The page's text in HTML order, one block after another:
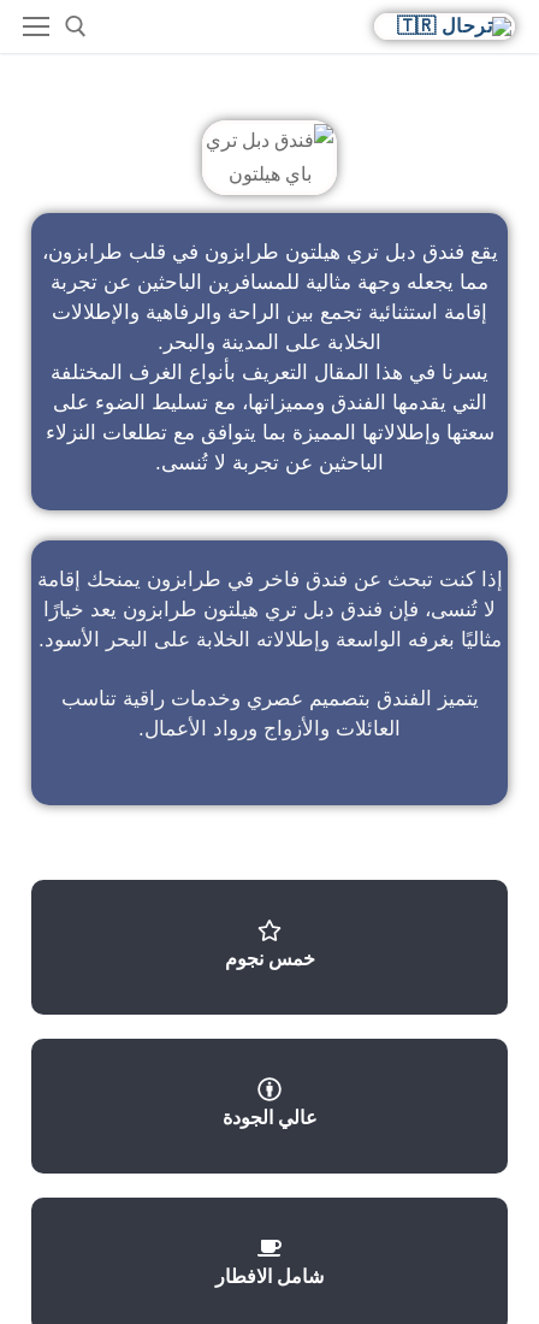
يقع فندق دبل تري هيلتون طرابزون في قلب طرابزون،
مما يجعله وجهة مثالية للمسافرين الباحثين عن تجربة
إقامة استثنائية تجمع بين الراحة والرفاهية والإطلالات
الخلابة على المدينة والبحر.
يسرنا في هذا المقال التعريف بأنواع الغرف المختلفة
التي يقدمها الفندق ومميزاتها، مع تسليط الضوء على
سعتها وإطلالاتها المميزة بما يتوافق مع تطلعات النزلاء
الباحثين عن تجربة لا تُنسى.
إذا كنت تبحث عن فندق فاخر في طرابزون يمنحك إقامة
لا تُنسى، فإن فندق دبل تري هيلتون طرابزون يعد خيارًا
مثاليًا بغرفه الواسعة وإطلالاته الخلابة على البحر الأسود.
يتميز الفندق بتصميم عصري وخدمات راقية تناسب
العائلات والأزواج ورواد الأعمال.
خمس نجوم
عالي الجودة
شامل الافطار